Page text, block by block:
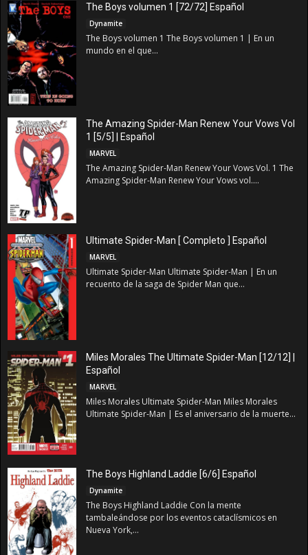
The Boys volumen 1 [72/72] Español
Dynamite
The Boys volumen 1 The Boys volumen 1 | En un
mundo en el que...
The Amazing Spider-Man Renew Your Vows Vol
1 [5/5] | Español
MARVEL
The Amazing Spider-Man Renew Your Vows Vol. 1 The
Amazing Spider-Man Renew Your Vows vol....
Ultimate Spider-Man [ Completo ] Español
MARVEL
Ultimate Spider-Man Ultimate Spider-Man | En un
recuento de la saga de Spider Man que...
Miles Morales The Ultimate Spider-Man [12/12] |
Español
MARVEL
Miles Morales Ultimate Spider-Man Miles Morales
Ultimate Spider-Man | Es el aniversario de la muerte...
The Boys Highland Laddie [6/6] Español
Dynamite
The Boys Highland Laddie Con la mente
tambaleándose por los eventos cataclísmicos en
Nueva York,...